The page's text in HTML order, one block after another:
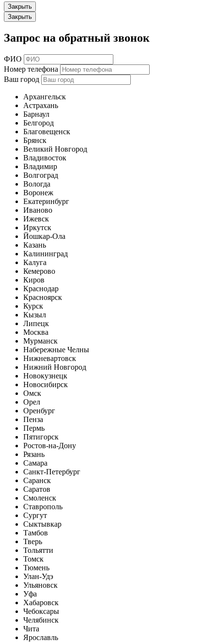
Закрыть
Закрыть
Запрос на обратный звонок
ФИО
Номер телефона
Ваш город
Архангельск
Астрахань
Барнаул
Белгород
Благовещенск
Брянск
Великий Новгород
Владивосток
Владимир
Волгоград
Вологда
Воронеж
Екатеринбург
Иваново
Ижевск
Иркутск
Йошкар-Ола
Казань
Калининград
Калуга
Кемерово
Киров
Краснодар
Красноярск
Курск
Кызыл
Липецк
Москва
Мурманск
Набережные Челны
Нижневартовск
Нижний Новгород
Новокузнецк
Новосибирск
Омск
Орел
Оренбург
Пенза
Пермь
Пятигорск
Ростов-на-Дону
Рязань
Самара
Санкт-Петербург
Саранск
Саратов
Смоленск
Ставрополь
Сургут
Сыктывкар
Тамбов
Тверь
Тольятти
Томск
Тюмень
Улан-Удэ
Ульяновск
Уфа
Хабаровск
Чебоксары
Челябинск
Чита
Ярославль